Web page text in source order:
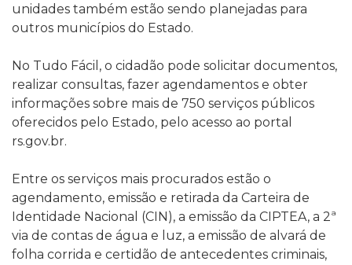
unidades também estão sendo planejadas para
outros municípios do Estado.
No Tudo Fácil, o cidadão pode solicitar documentos,
realizar consultas, fazer agendamentos e obter
informações sobre mais de 750 serviços públicos
oferecidos pelo Estado, pelo acesso ao portal
rs.gov.br.
Entre os serviços mais procurados estão o
agendamento, emissão e retirada da Carteira de
Identidade Nacional (CIN), a emissão da CIPTEA, a 2ª
via de contas de água e luz, a emissão de alvará de
folha corrida e certidão de antecedentes criminais,